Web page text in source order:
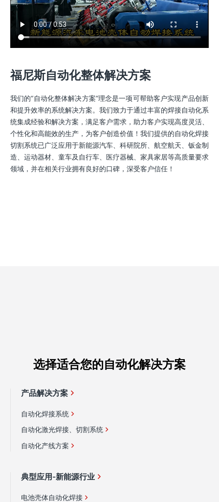
福尼斯自动化整体解决方案
我们的“自动化整体解决方案”理念是一项可帮助客户实现产品创新
和提升效率的系统解决方案。我们致力于通过丰富的焊接自动化系
统集成经验和解决方案，满足客户需求，助力客户实现高度灵活、
个性化和高能效的生产，为客户创造价值！我们提供的自动化焊接
切割系统已广泛应用于新能源汽车、科研院所、航空航天、钣金制
造、运动器材、童车及自行车、医疗器械、家具家居等高质量要求
领域，并在相关行业拥有良好的口碑，深受客户信任！
选择适合您的自动化解决方案
产品解决方案
自动化焊接系统
自动化激光焊接、切割系统
自动化产线方案
典型应用-新能源行业
电池壳体自动化焊接